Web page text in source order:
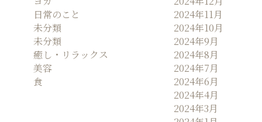
日常のこと
未分類
未分類
癒し・リラックス
美容
食
2024年11月
2024年10月
2024年9月
2024年8月
2024年7月
2024年6月
2024年4月
2024年3月